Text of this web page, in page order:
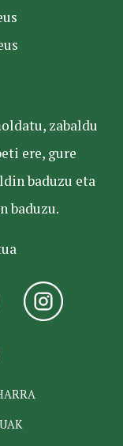
zabaldu
ere, gure
baduzu eta
baduzu.